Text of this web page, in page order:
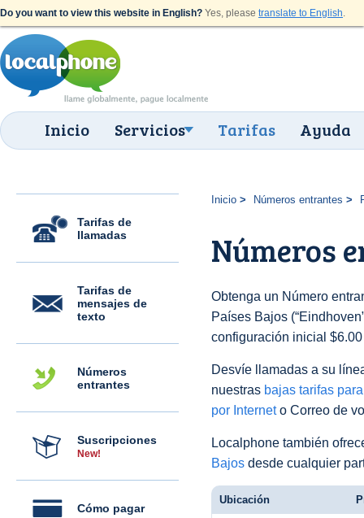
Do you want to view this website in English? Yes, please translate to English.
Inicio Servicios Tarifas Ayuda
Tarifas de
llamadas
Tarifas de
mensajes de
texto
Números
entrantes
Suscripciones
New!
Cómo pagar
Inicio Números entrantes
Números
Obtenga un Número
Países Bajos
configuración inicial
Desvíe llamadas a su
nuestras bajas tarifas
por Interneto Correo de
Localphone también
Bajos desde cualquier
Ubicación